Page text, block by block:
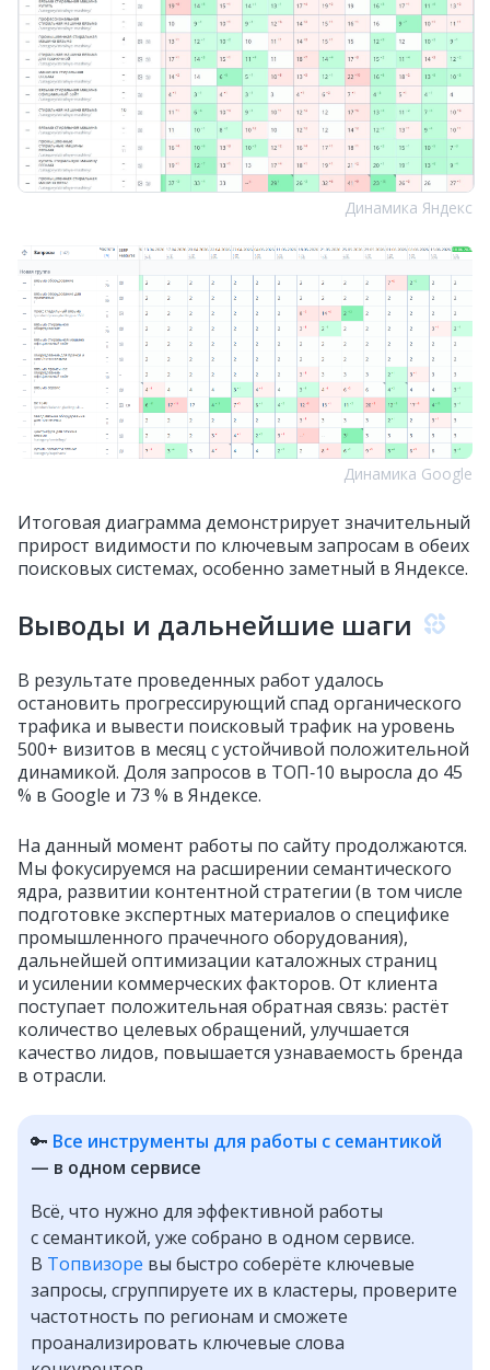
Динамика Яндекс
Динамика Google
Итоговая диаграмма демонстрирует значительный
прирост видимости по ключевым запросам в обеих
поисковых системах, особенно заметный в Яндексе.
Выводы и дальнейшие шаги
В результате проведенных работ удалось
остановить прогрессирующий спад органического
трафика и вывести поисковый трафик на уровень
500+ визитов в месяц с устойчивой положительной
динамикой. Доля запросов в ТОП‑10 выросла до 45
% в Google и 73 % в Яндексе.
На данный момент работы по сайту продолжаются.
Мы фокусируемся на расширении семантического
ядра, развитии контентной стратегии (в том числе
подготовке экспертных материалов о специфике
промышленного прачечного оборудования),
дальнейшей оптимизации каталожных страниц
и усилении коммерческих факторов. От клиента
поступает положительная обратная связь: растёт
количество целевых обращений, улучшается
качество лидов, повышается узнаваемость бренда
в отрасли.
🔑 Все инструменты для работы с семантикой
— в одном сервисе
Всё, что нужно для эффективной работы
с семантикой, уже собрано в одном сервисе.
В Топвизоре вы быстро соберёте ключевые
запросы, сгруппируете их в кластеры, проверите
частотность по регионам и сможете
проанализировать ключевые слова